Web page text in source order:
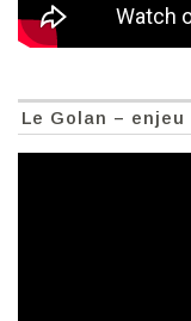
Le Golan –